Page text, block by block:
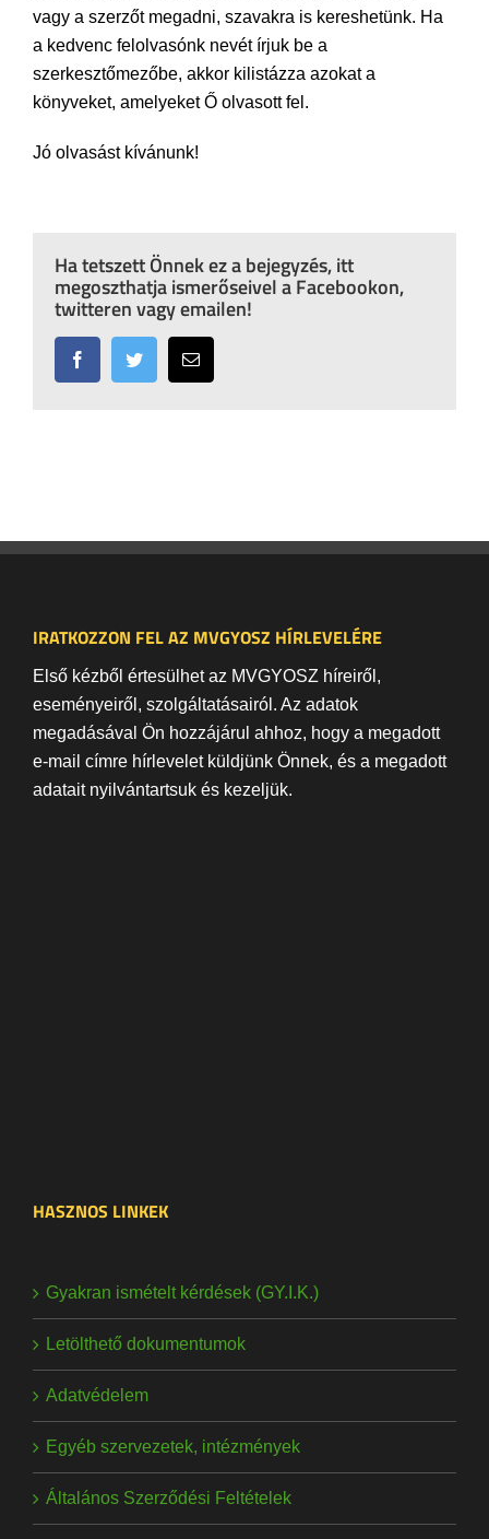
vagy a szerzőt megadni, szavakra is kereshetünk. Ha
a kedvenc felolvasónk nevét írjuk be a
szerkesztőmezőbe, akkor kilistázza azokat a
könyveket, amelyeket Ő olvasott fel.
Jó olvasást kívánunk!
Ha tetszett Önnek ez a bejegyzés, itt
megoszthatja ismerőseivel a Facebookon,
twitteren vagy emailen!
FacebookTwitter Email:
IRATKOZZON FEL AZ MVGYOSZ HÍRLEVELÉRE
Első kézből értesülhet az MVGYOSZ híreiről,
eseményeiről, szolgáltatásairól. Az adatok
megadásával Ön hozzájárul ahhoz, hogy a megadott
e-mail címre hírlevelet küldjünk Önnek, és a megadott
adatait nyilvántartsuk és kezeljük.
HASZNOS LINKEK
Gyakran ismételt kérdések (GY.I.K.)
Letölthető dokumentumok
Adatvédelem
Egyéb szervezetek, intézmények
Általános Szerződési Feltételek